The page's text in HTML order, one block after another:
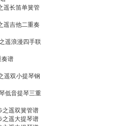
遥长笛单簧管
遥吉他二重奏
遥浪漫四手联
奏谱
遥双小提琴钢
低音提琴三重
之遥双簧管谱
之遥大提琴谱